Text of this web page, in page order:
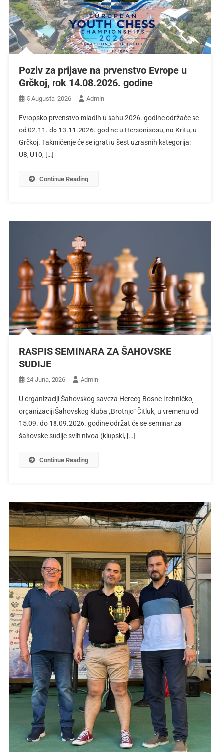
Poziv za prijave na prvenstvo Evrope u
Grčkoj, rok 14.08.2026. godine
5 Augusta, 2026 Admin
Evropsko prvenstvo mladih u šahu 2026. godine održaće se
od 02.11. do 13.11.2026. godine u Hersonisosu, na Kritu, u
Grčkoj. Takmičenje će se igrati u šest uzrasnih kategorija:
U8, U10, […]
Continue Reading
RASPIS SEMINARA ZA ŠAHOVSKE
SUDIJE
24 Juna, 2026 Admin
U organizaciji Šahovskog saveza Herceg Bosne i tehničkoj
organizaciji Šahovskog kluba „Brotnjo“ Čitluk, u vremenu od
15.09. do 18.09.2026. godine održat će se seminar za
šahovske sudije svih nivoa (klupski, […]
Continue Reading